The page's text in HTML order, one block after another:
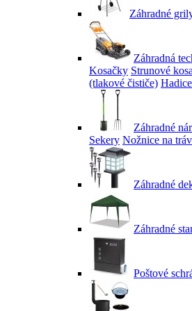
Záhradné
Záhradná
Kosačky Strunové
(tlakové čističe)
Záhradné
Sekery Nožnice na
Záhradné
Záhradné
Poštové